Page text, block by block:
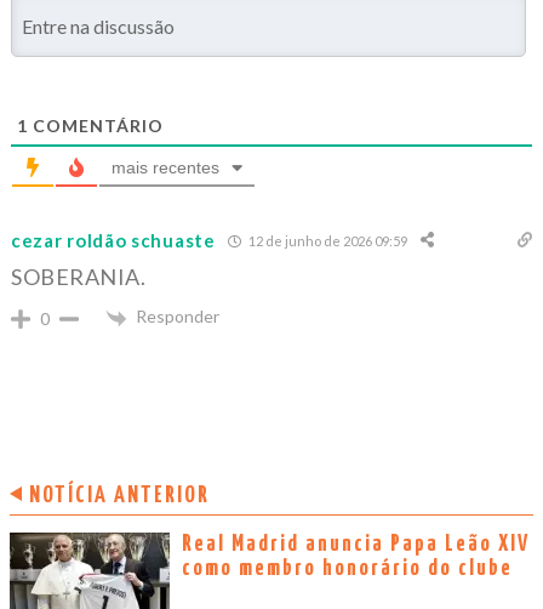
1 COMENTÁRIO
mais recentes
cezar roldão schuaste 12 de junho de 2026 09:59
SOBERANIA.
0 Responder
NOTÍCIA ANTERIOR
Real Madrid anuncia Papa Leão XIV
como membro honorário do clube